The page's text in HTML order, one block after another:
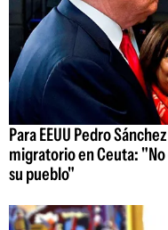
Para EEUU Pedro
migratorio en Ceuta:
su pueblo"